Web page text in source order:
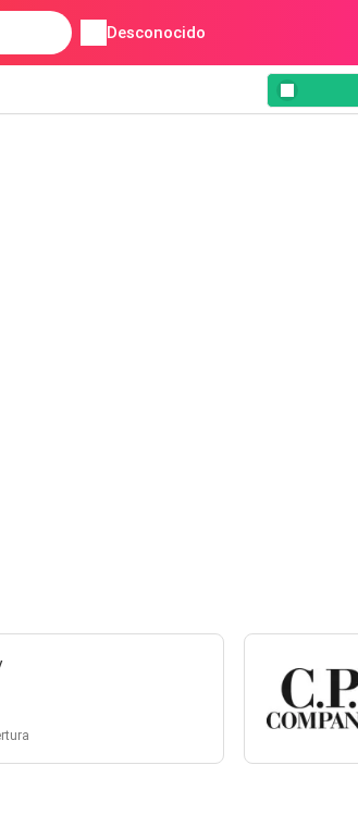
Desconocido